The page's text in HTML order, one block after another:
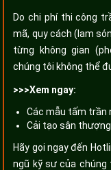
Do chi phí thi công
mã, quy cách (lam
từng không gian
chúng tôi không thể
>>>Xem ngay:
Các mẫu tấm trần
Cải tạo sân
Hãy gọi ngay đến
ngũ kỹ sư của chúng